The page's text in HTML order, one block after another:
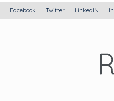
Facebook Twitter LinkedIN